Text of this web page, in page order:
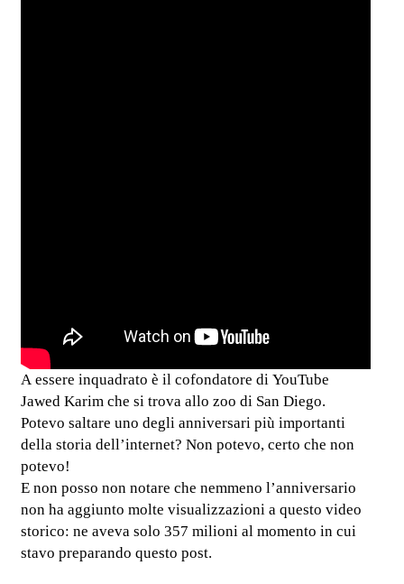
A essere inquadrato è il cofondatore di YouTube
Jawed Karim che si trova allo zoo di San Diego.
Potevo saltare uno degli anniversari più importanti
della storia dell’internet? Non potevo, certo che non
potevo!
E non posso non notare che nemmeno l’anniversario
non ha aggiunto molte visualizzazioni a questo video
storico: ne aveva solo 357 milioni al momento in cui
stavo preparando questo post.